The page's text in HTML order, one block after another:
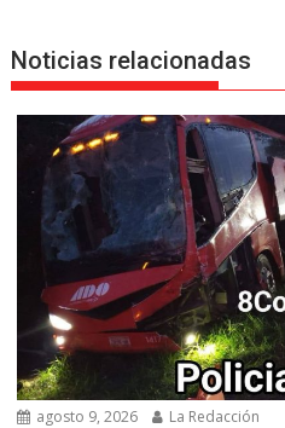
Noticias relacionadas
agosto 9, 2026 La Redacción